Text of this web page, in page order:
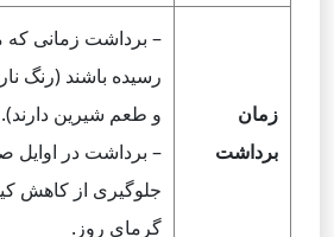
زمان
برداشت
– برداشت زمانی که
رسیده باشند (رنگ
و طعم شیرین دارند).
– برداشت در اوایل
جلوگیری از کاهش
گرمای روز.